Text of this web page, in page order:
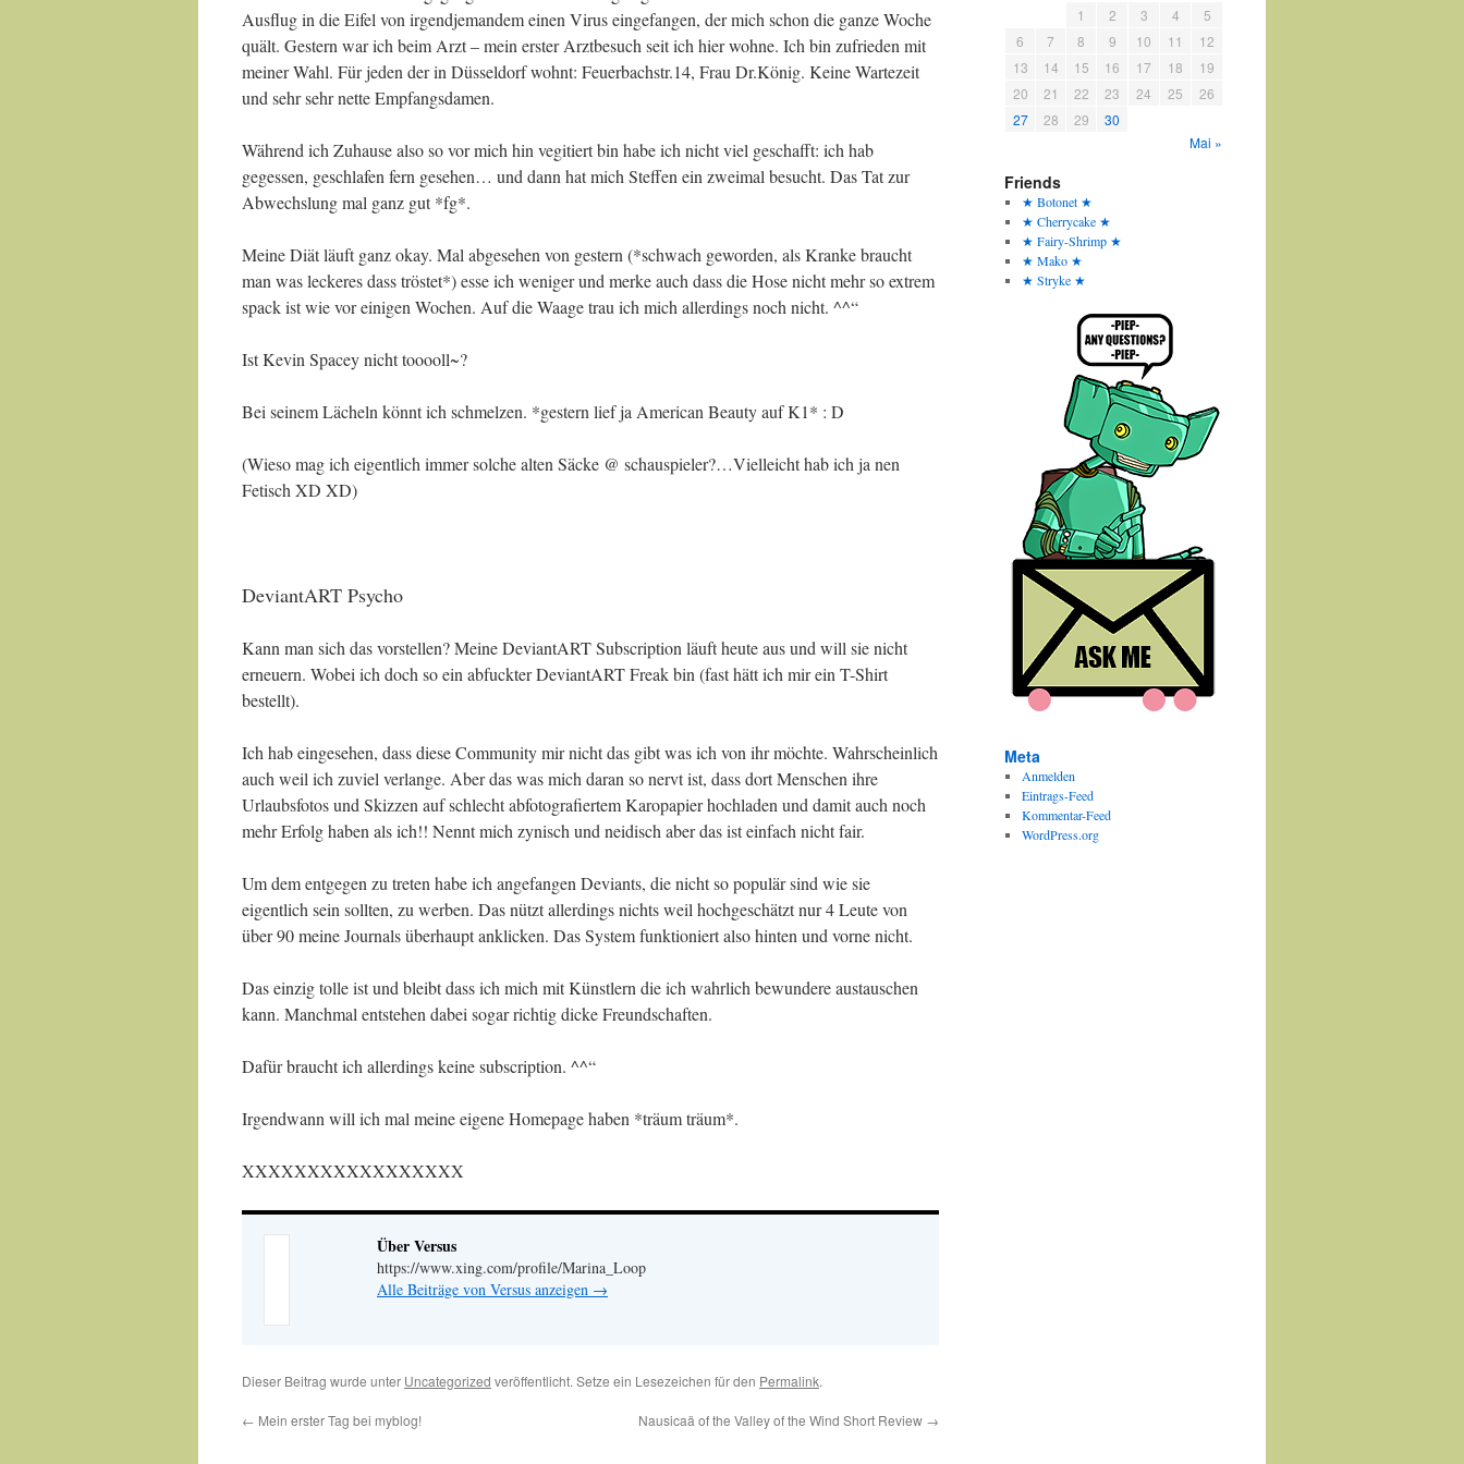
Ausflug in die Eifel von irgendjemandem einen Virus eingefangen, der mich schon die ganze Woche
quält. Gestern war ich beim Arzt – mein erster Arztbesuch seit ich hier wohne. Ich bin zufrieden mit
meiner Wahl. Für jeden der in Düsseldorf wohnt: Feuerbachstr.14, Frau Dr.König. Keine Wartezeit
und sehr sehr nette Empfangsdamen.
Während ich Zuhause also so vor mich hin vegitiert bin habe ich nicht viel geschafft: ich hab
gegessen, geschlafen fern gesehen… und dann hat mich Steffen ein zweimal besucht. Das Tat zur
Abwechslung mal ganz gut *fg*.
Meine Diät läuft ganz okay. Mal abgesehen von gestern (*schwach geworden, als Kranke braucht
man was leckeres dass tröstet*) esse ich weniger und merke auch dass die Hose nicht mehr so extrem
spack ist wie vor einigen Wochen. Auf die Waage trau ich mich allerdings noch nicht. ^^“
Ist Kevin Spacey nicht tooooll~?
Bei seinem Lächeln könnt ich schmelzen. *gestern lief ja American Beauty auf K1* : D
(Wieso mag ich eigentlich immer solche alten Säcke @ schauspieler?…Vielleicht hab ich ja nen
Fetisch XD XD)
DeviantART Psycho
Kann man sich das vorstellen? Meine DeviantART Subscription läuft heute aus und will sie nicht
erneuern. Wobei ich doch so ein abfuckter DeviantART Freak bin (fast hätt ich mir ein T-Shirt
bestellt).
Ich hab eingesehen, dass diese Community mir nicht das gibt was ich von ihr möchte. Wahrscheinlich
auch weil ich zuviel verlange. Aber das was mich daran so nervt ist, dass dort Menschen ihre
Urlaubsfotos und Skizzen auf schlecht abfotografiertem Karopapier hochladen und damit auch noch
mehr Erfolg haben als ich!! Nennt mich zynisch und neidisch aber das ist einfach nicht fair.
Um dem entgegen zu treten habe ich angefangen Deviants, die nicht so populär sind wie sie
eigentlich sein sollten, zu werben. Das nützt allerdings nichts weil hochgeschätzt nur 4 Leute von
über 90 meine Journals überhaupt anklicken. Das System funktioniert also hinten und vorne nicht.
Das einzig tolle ist und bleibt dass ich mich mit Künstlern die ich wahrlich bewundere austauschen
kann. Manchmal entstehen dabei sogar richtig dicke Freundschaften.
Dafür braucht ich allerdings keine subscription. ^^“
Irgendwann will ich mal meine eigene Homepage haben *träum träum*.
XXXXXXXXXXXXXXXXX
Über Versus
https://www.xing.com/profile/Marina_Loop
Alle Beiträge von Versus anzeigen →
Dieser Beitrag wurde unter Uncategorized veröffentlicht. Setze ein Lesezeichen für den Permalink.
← Mein erster Tag bei myblog! Nausicaä of the Valley of the Wind Short Review →
1 2 3 4
5
6
7 8 9 10 11
12
13
14 15 16 17 18
19
20
21 22 23 24 25
26
27
28 29
30
Mai »
Friends
★ Botonet ★
★ Cherrycake ★
★ Fairy-Shrimp ★
★ Mako ★
★ Stryke ★
Meta
Anmelden
Eintrags-Feed
Kommentar-Feed
WordPress.org